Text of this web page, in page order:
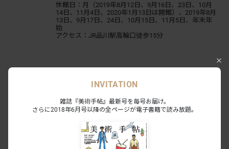
休館日：月（2019年8⽉12⽇、9⽉16⽇、23⽇、10⽉
14⽇、11⽉4⽇、2020年1⽉13⽇は開館）、2019年8⽉
13⽇、9⽉17⽇、24⽇、10⽉15⽇、11⽉5⽇、年末年
始
アクセス：JR品川駅高輪口徒歩15分
INVITATION
雑誌『美術手帖』最新号を毎号お届け。
さらに2018年6月号以降の全ページが電子書籍で読み放題。